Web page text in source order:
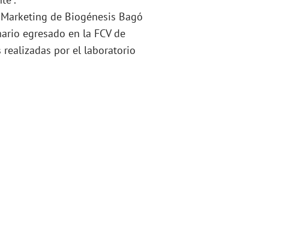
de Biogénesis Bagó
egresado en la FCV de
por el laboratorio